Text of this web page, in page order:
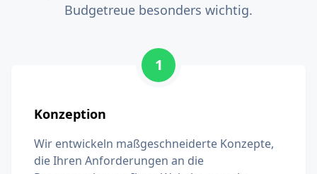
Budgetreue besonders wichtig.
1
Konzeption
Wir entwickeln maßgeschneiderte Konzepte,
die Ihren Anforderungen an die